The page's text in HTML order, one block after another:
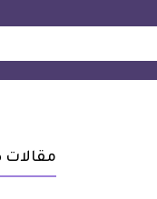
مقالات